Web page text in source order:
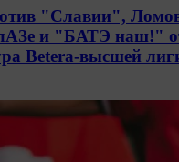
"Славии",
и "БАТЭ наш!"
Betera-высшей